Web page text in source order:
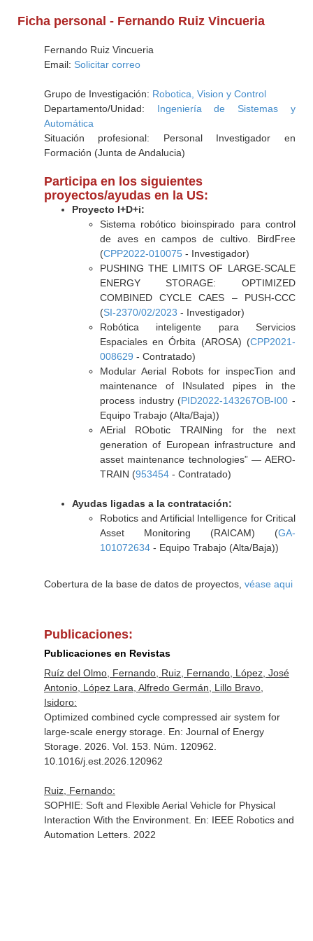
Ficha personal - Fernando Ruiz Vincueria
Fernando Ruiz Vincueria
Email: Solicitar correo
Grupo de Investigación: Robotica, Vision y Control
Departamento/Unidad: Ingeniería de Sistemas y
Automática
Situación profesional: Personal Investigador en
Formación (Junta de Andalucia)
Participa en los siguientes
proyectos/ayudas en la US:
Proyecto I+D+i:
Sistema robótico bioinspirado para control
de aves en campos de cultivo. BirdFree
(CPP2022-010075- Investigador)
PUSHING THE LIMITS OF LARGE-SCALE
ENERGY STORAGE: OPTIMIZED
COMBINED CYCLE CAES – PUSH-CCC
(SI-2370/02/2023 - Investigador)
Robótica inteligente para Servicios
Espaciales en Órbita (AROSA) (CPP2021-
008629 - Contratado)
Modular Aerial Robots for inspecTion and
maintenance of INsulated pipes in the
process industry (PID2022-143267OB-I00 -
Equipo Trabajo (Alta/Baja))
AErial RObotic TRAINing for the next
generation of European infrastructure and
asset maintenance technologies” — AERO-
TRAIN (953454- Contratado)
Ayudas ligadas a la contratación:
Robotics and Artificial Intelligence for Critical
Asset Monitoring (RAICAM) (GA-
101072634- Equipo Trabajo (Alta/Baja))
Cobertura de la base de datos de proyectos, véase aqui
Publicaciones:
Publicaciones en Revistas
Ruíz del Olmo, Fernando, Ruiz, Fernando, López, José
Antonio, López Lara, Alfredo Germán, Lillo Bravo,
Isidoro:
Optimized combined cycle compressed air system for
large-scale energy storage. En: Journal of Energy
Storage. 2026. Vol. 153. Núm. 120962.
10.1016/j.est.2026.120962
Ruiz, Fernando:
SOPHIE: Soft and Flexible Aerial Vehicle for Physical
Interaction With the Environment. En: IEEE Robotics and
Automation Letters. 2022